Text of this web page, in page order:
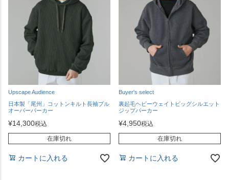
Upscape Audience
日本製「尾州」コットンキルト長袖プル
オーバーパーカー
¥14,300税込
在庫切れ
カートに入れる
Buyer's select
裏起毛ヘビーウェイトビッグシルエット
ジップパーカー
¥4,950税込
在庫切れ
カートに入れる